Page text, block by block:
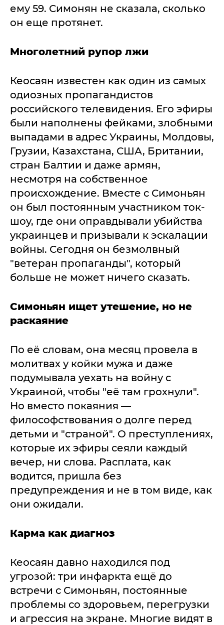
ему 59. Симонян не сказала, сколько
он еще протянет.
Многолетний рупор лжи
Кеосаян известен как один из самых
одиозных пропагандистов
российского телевидения. Его эфиры
были наполнены фейками, злобными
выпадами в адрес Украины, Молдовы,
Грузии, Казахстана, США, Британии,
стран Балтии и даже армян,
несмотря на собственное
происхождение. Вместе с Симоньян
он был постоянным участником ток-
шоу, где они оправдывали убийства
украинцев и призывали к эскалации
войны. Сегодня он безмолвный
"ветеран пропаганды", который
больше не может ничего сказать.
Симоньян ищет утешение, но не
раскаяние
По её словам, она месяц провела в
молитвах у койки мужа и даже
подумывала уехать на войну с
Украиной, чтобы "её там грохнули".
Но вместо покаяния —
философствования о долге перед
детьми и "страной". О преступлениях,
которые их эфиры сеяли каждый
вечер, ни слова. Расплата, как
водится, пришла без
предупреждения и не в том виде, как
они ожидали.
Карма как диагноз
Кеосаян давно находился под
угрозой: три инфаркта ещё до
встречи с Симоньян, постоянные
проблемы со здоровьем, перегрузки
и агрессия на экране. Многие видят в